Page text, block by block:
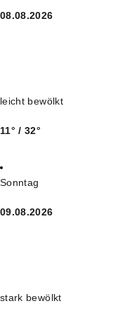
08.08.2026
leicht bewölkt
11° / 32°
Sonntag
09.08.2026
stark bewölkt